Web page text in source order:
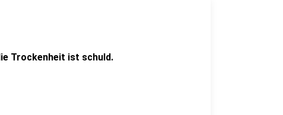
Trockenheit ist schuld.